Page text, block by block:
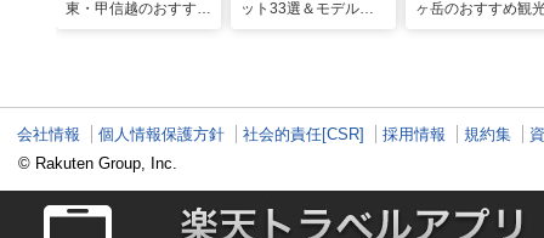
東・甲信越のおすすめ
ット33選＆モデルコ
ヶ岳のおすすめ観
会社情報 個人情報保護方針 社会的責任[CSR] 採用情報 規約集
© Rakuten Group, Inc.